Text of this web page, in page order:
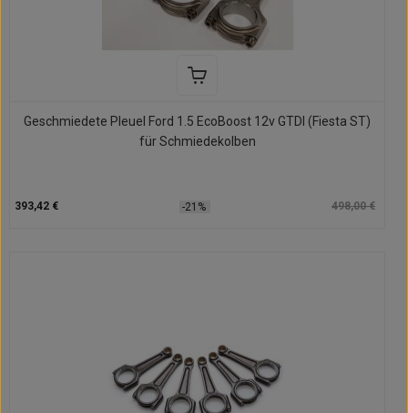
Geschmiedete Pleuel Ford 1.5 EcoBoost 12v GTDI (Fiesta ST)
für Schmiedekolben
393,42 € -21% 498,00 €